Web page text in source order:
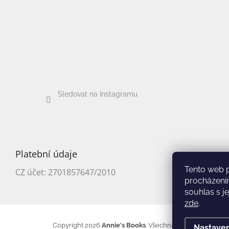
Tento web
souhlas s
zde.
Sledovat na Instagramu
Platební údaje
CZ účet: 2701857647/2010
Copyright 2026 Annie's Books. Všechna práva